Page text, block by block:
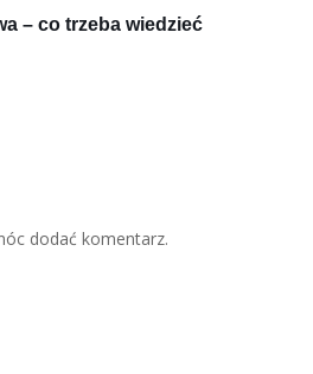
– co trzeba wiedzieć
dodać komentarz.